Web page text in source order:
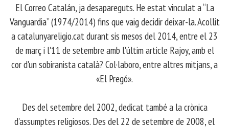
El Correo Catalán, ja desapareguts. He estat vinculat a “La
Vanguardia” (1974/2014) fins que vaig decidir deixar-la. Acollit
a catalunyareligio.cat durant sis mesos del 2014, entre el 23
de març i l'11 de setembre amb l'últim article Rajoy, amb el
cor d'un sobiranista català? Col·laboro, entre altres mitjans, a
«El Pregó».
​ Des del setembre del 2002, dedicat també a la crònica
d'assumptes religiosos. Des del 22 de setembre de 2008, el